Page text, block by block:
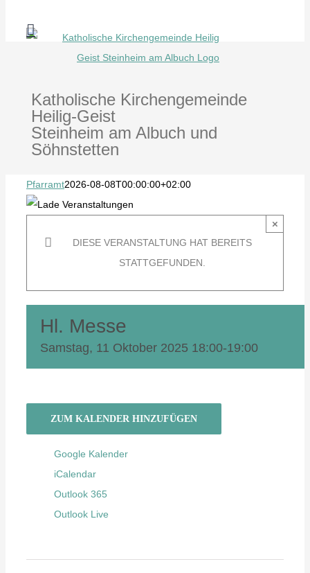
Inhalt
Katholische Kirchengemeinde
Heilig-Geist
Steinheim am Albuch und
Söhnstetten
Pfarramt2026-08-08T00:00:00+02:00
DIESE VERANSTALTUNG HAT BEREITS
STATTGEFUNDEN.
×
Hl. Messe
Samstag, 11 Oktober 2025 18:00-19:00
ZUM KALENDER HINZUFÜGEN
Google Kalender
iCalendar
Outlook 365
Outlook Live